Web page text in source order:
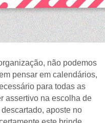
não podemos
pensar em calendários,
para todas as
assertivo na escolha de
aposte no